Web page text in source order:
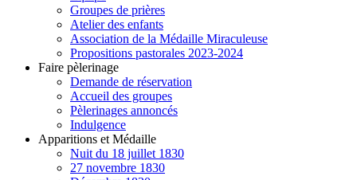
Groupes de prières
Atelier des enfants
Association de la Médaille Miraculeuse
Propositions pastorales 2023-2024
Faire pèlerinage
Demande de réservation
Accueil des groupes
Pèlerinages annoncés
Indulgence
Apparitions et Médaille
Nuit du 18 juillet 1830
27 novembre 1830